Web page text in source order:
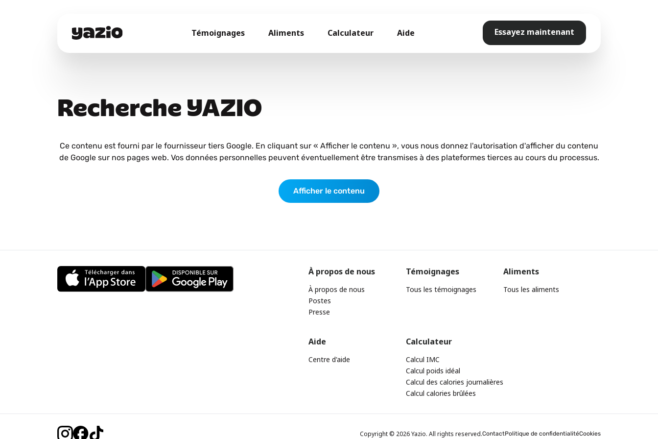
Témoignages Aliments Calculateur Aide Essayez maintenant
Recherche YAZIO
Ce contenu est fourni par le fournisseur tiers Google. En cliquant sur « Afficher le contenu », vous nous donnez l'autorisation d'afficher du contenu
de Google sur nos pages web. Vos données personnelles peuvent éventuellement être transmises à des plateformes tierces au cours du processus.
Afficher le contenu
À propos de nous
À propos de nous
Postes
Presse
Témoignages
Tous les témoignages
Aliments
Tous les aliments
Aide
Centre d'aide
Calculateur
Calcul IMC
Calcul poids idéal
Calcul des calories journalières
Calcul calories brûlées
Copyright © 2026 Yazio. All rights reserved.ContactPolitique de confidentialitéCookies